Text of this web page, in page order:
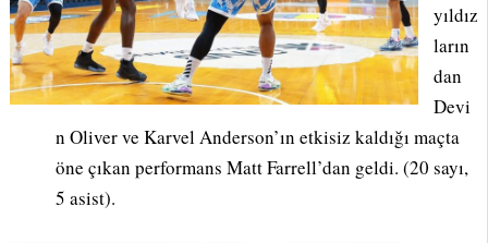
yıldız
ların
dan
Devi
n Oliver ve Karvel Anderson’ın etkisiz kaldığı maçta
öne çıkan performans Matt Farrell’dan geldi. (20 sayı,
5 asist).